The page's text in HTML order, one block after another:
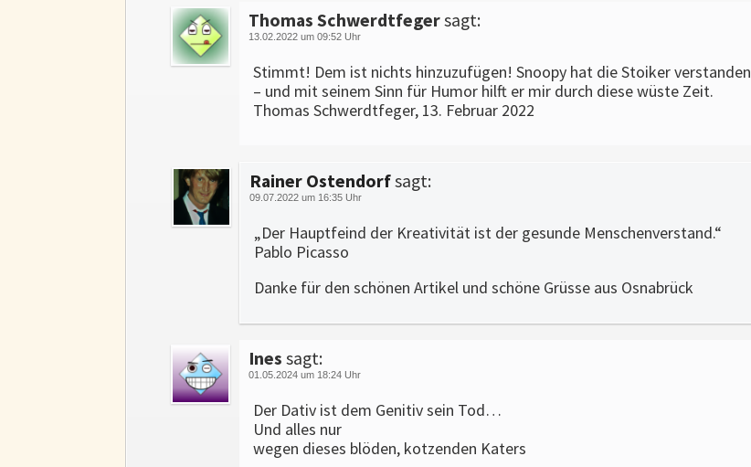
Thomas Schwerdtfegersagt:
13.02.2022 um 09:52 Uhr
Stimmt! Dem ist nichts hinzuzufügen! Snoopy hat die Stoiker verstanden
– und mit seinem Sinn für Humor hilft er mir durch diese wüste Zeit.
Thomas Schwerdtfeger, 13. Februar 2022
Rainer Ostendorfsagt:
09.07.2022 um 16:35 Uhr
„Der Hauptfeind der Kreativität ist der gesunde Menschenverstand.“
Pablo Picasso
Danke für den schönen Artikel und schöne Grüsse aus Osnabrück
Ines sagt:
01.05.2024 um 18:24 Uhr
Der Dativ ist dem Genitiv sein Tod…
Und alles nur
wegen dieses blöden, kotzenden Katers